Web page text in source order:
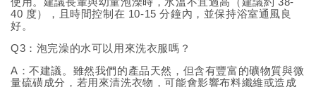
40 度），且時間控制在 10-15 分鐘內，並保持浴室通風良
好。
Q3：泡完澡的水可以用來洗衣服嗎？
A：不建議。雖然我們的產品天然，但含有豐富的礦物質與微
量硫磺成分，若用來清洗衣物，可能會影響布料纖維或造成